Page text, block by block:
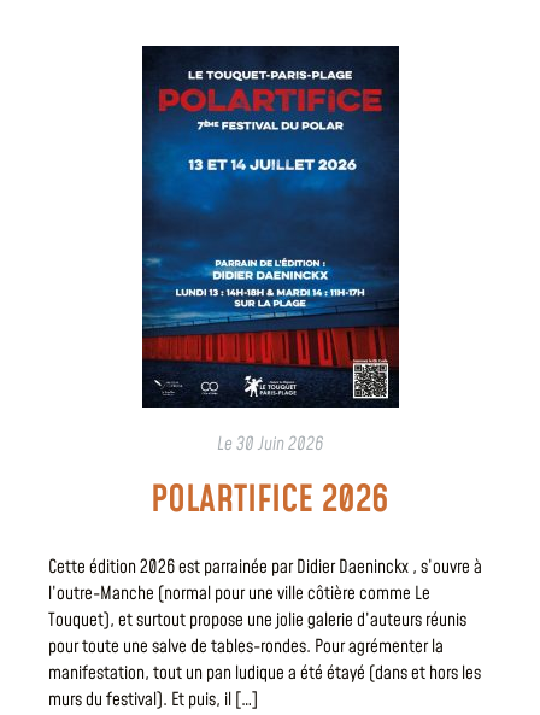
Le30 Juin 2026
POLARTIFICE 2026
Cette édition 2026 est parrainée par Didier Daeninckx , s’ouvre à
l’outre-Manche (normal pour une ville côtière comme Le
Touquet), et surtout propose une jolie galerie d’auteurs réunis
pour toute une salve de tables-rondes. Pour agrémenter la
manifestation, tout un pan ludique a été étayé (dans et hors les
murs du festival). Et puis, il […]